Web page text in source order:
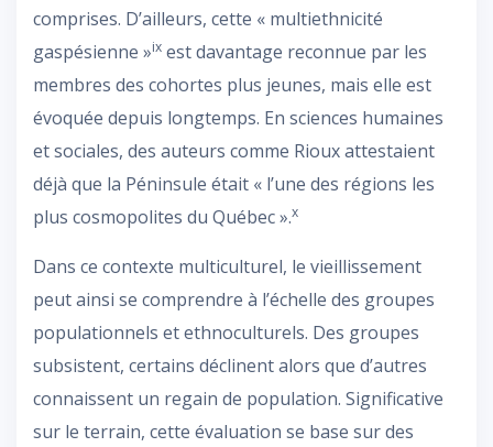
comprises. D’ailleurs, cette « multiethnicité
gaspésienne »ix est davantage reconnue par les
membres des cohortes plus jeunes, mais elle est
évoquée depuis longtemps. En sciences humaines
et sociales, des auteurs comme Rioux attestaient
déjà que la Péninsule était « l’une des régions les
plus cosmopolites du Québec ».x
Dans ce contexte multiculturel, le vieillissement
peut ainsi se comprendre à l’échelle des groupes
populationnels et ethnoculturels. Des groupes
subsistent, certains déclinent alors que d’autres
connaissent un regain de population. Significative
sur le terrain, cette évaluation se base sur des